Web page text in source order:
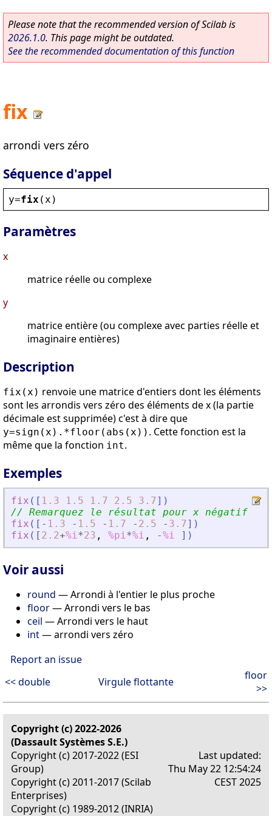
Please note that the recommended version of Scilab is
2026.1.0. This page might be outdated.
See the recommended documentation of this function
fix
arrondi vers zéro
Séquence d'appel
y=fix ( x )
Paramètres
x
matrice réelle ou complexe
y
matrice entière (ou complexe avec parties réelle et
imaginaire entières)
Description
fix(x) renvoie une matrice d'entiers dont les éléments
sont les arrondis vers zéro des éléments de x (la partie
décimale est supprimée) c'est à dire que
y=sign(x).*floor(abs(x)) . Cette fonction est la
même que la fonction int.
Exemples
fix ( [ 1.3 1.5 1.7 2.5 3.7] )
// Remarquez le résultat pour x négatif
fix ( [ - 1.3 - 1.5 - 1.7 - 2.5 - 3.7] )
fix ( [ 2.2+%i*23 , %pi*%i , -%i ] )
Voir aussi
round — Arrondi à l'entier le plus proche
floor— Arrondi vers le bas
ceil — Arrondi vers le haut
int— arrondi vers zéro
Report an issue
<< double
Virgule flottante
floor
>>
Copyright (c) 2022-2026
(Dassault Systèmes S.E.)
Copyright (c) 2017-2022 (ESI
Group)
Copyright (c) 2011-2017 (Scilab
Enterprises)
Copyright (c) 1989-2012 (INRIA)
Last updated:
Thu May 22 12:54:24
CEST 2025